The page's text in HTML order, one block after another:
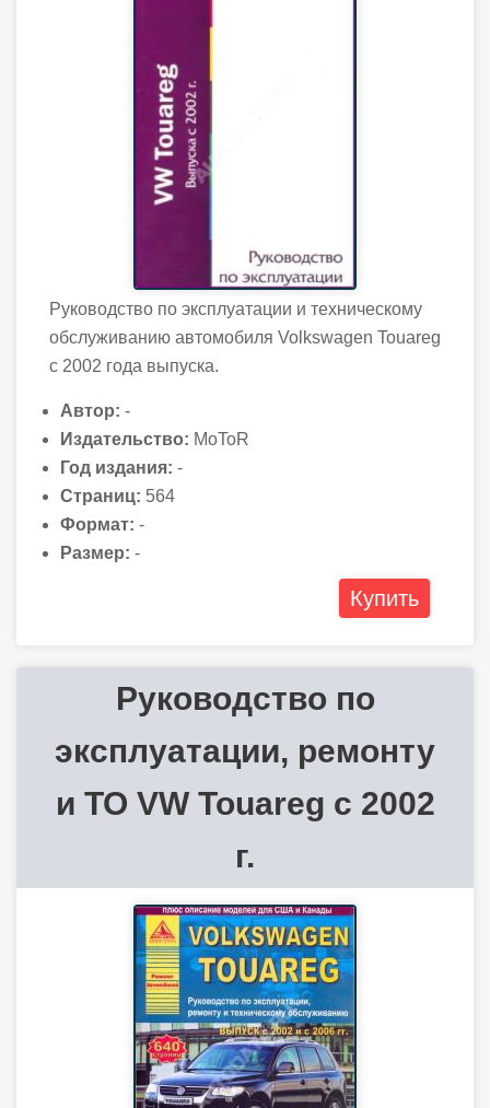
Руководство по эксплуатации и техническому
обслуживанию автомобиля Volkswagen Touareg
с 2002 года выпуска.
Автор: -
Издательство: MoToR
Год издания: -
Страниц: 564
Формат: -
Размер: -
Купить
Руководство по
эксплуатации, ремонту
и ТО VW Touareg с 2002
г.